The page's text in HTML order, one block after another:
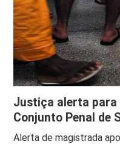
Justiça alerta para
Conjunto Penal de
Alerta de magistrada